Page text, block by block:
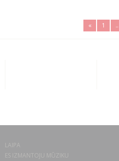
« 1 ..
LAIPA
ES IZMANTOJU MŪZIKU